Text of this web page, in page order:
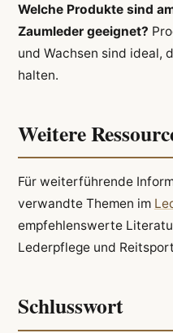
Welche Produkte sind
Zaumleder geeignet?
und Wachsen sind ideal,
halten.
Weitere
Für weiterführende
verwandte Themen im
empfehlenswerte
Lederpflege und
Schlusswort